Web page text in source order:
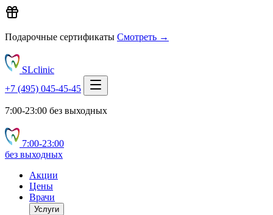
Подарочные сертификаты Смотреть →
SLclinic
+7 (495) 045-45-45
7:00-23:00 без выходных
7:00‑23:00
без выходных
Акции
Цены
Врачи
Услуги